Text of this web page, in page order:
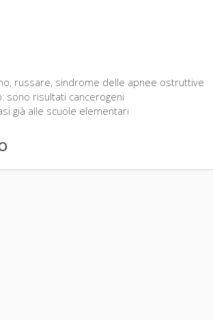
, russare, sindrome delle apnee ostruttive
sono risultati cancerogeni
già alle scuole elementari